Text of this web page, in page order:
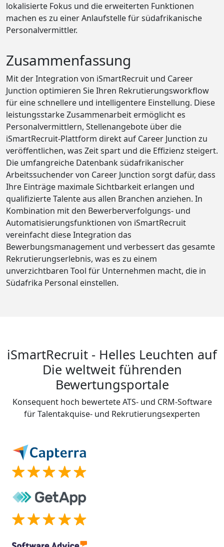
lokalisierte Fokus und die erweiterten Funktionen
machen es zu einer Anlaufstelle für südafrikanische
Personalvermittler.
Zusammenfassung
Mit der Integration von iSmartRecruit und Career
Junction optimieren Sie Ihren Rekrutierungsworkflow
für eine schnellere und intelligentere Einstellung. Diese
leistungsstarke Zusammenarbeit ermöglicht es
Personalvermittlern, Stellenangebote über die
iSmartRecruit-Plattform direkt auf Career Junction zu
veröffentlichen, was Zeit spart und die Effizienz steigert.
Die umfangreiche Datenbank südafrikanischer
Arbeitssuchender von Career Junction sorgt dafür, dass
Ihre Einträge maximale Sichtbarkeit erlangen und
qualifizierte Talente aus allen Branchen anziehen. In
Kombination mit den Bewerberverfolgungs- und
Automatisierungsfunktionen von iSmartRecruit
vereinfacht diese Integration das
Bewerbungsmanagement und verbessert das gesamte
Rekrutierungserlebnis, was es zu einem
unverzichtbaren Tool für Unternehmen macht, die in
Südafrika Personal einstellen.
iSmartRecruit - Helles Leuchten auf
Die weltweit führenden
Bewertungsportale
Konsequent hoch bewertete ATS- und CRM-Software
für Talentakquise- und Rekrutierungsexperten